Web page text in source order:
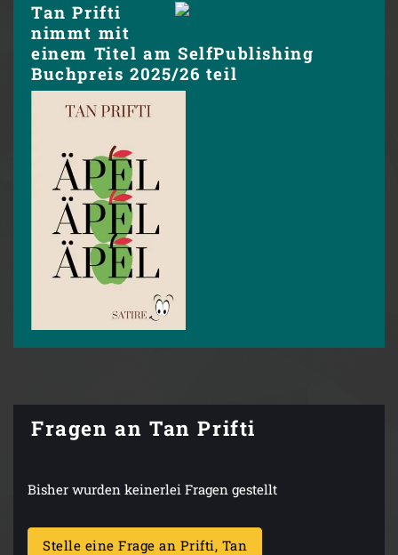
Tan Prifti
nimmt mit
einem Titel am SelfPublishing
Buchpreis 2025/26 teil
Fragen an Tan Prifti
Bisher wurden keinerlei Fragen gestellt
Stelle eine Frage an Prifti, Tan